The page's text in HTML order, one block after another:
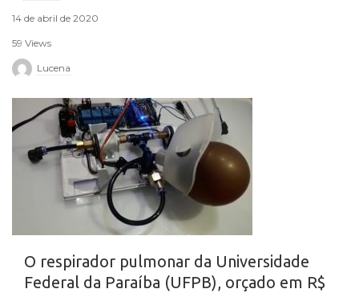
r
o
14 de abril de 2020
59 Views
Lucena
O respirador pulmonar da Universidade
Federal da Paraíba (UFPB), orçado em R$